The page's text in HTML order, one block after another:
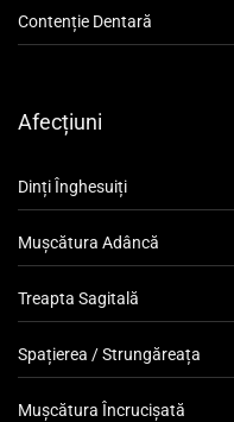
Contenție Dentară
Afecțiuni
Dinți Înghesuiți
Mușcătura Adâncă
Treapta Sagitală
Spațierea / Strungăreața
Mușcătura Încrucișată